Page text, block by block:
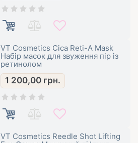
VT Cosmetics Cica Reti-A Mask
Набір масок для звуження пір із
ретинолом
1 200,00 грн.
VT Cosmetics Reedle Shot Lifting